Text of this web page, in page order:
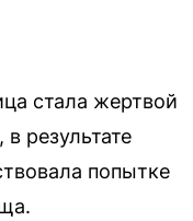
стала жертвой
результате
попытке